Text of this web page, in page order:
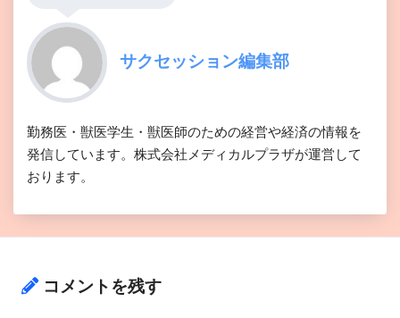
サクセッション編集部
勤務医・獣医学生・獣医師のための経営や経済の情報を
発信しています。株式会社メディカルプラザが運営して
おります。
コメントを残す